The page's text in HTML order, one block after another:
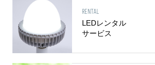
RENTAL
LEDレンタル
サービス